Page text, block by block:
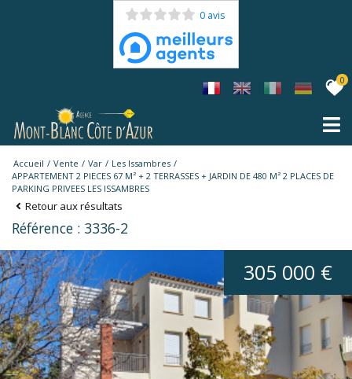
0 avis
0
Accueil Vente Var
Les Issambres
APPARTEMENT 2 PIECES 67 M² + 2 TERRASSES + JARDIN DE 480 M² 2 PLACES DE
PARKING PRIVEES LES ISSAMBRES
Retour aux résultats
Référence : 3336-2
305 000 €